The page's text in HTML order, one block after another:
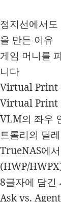
정지선에서
을 만든 이유
게임 머니를
니다
Virtual Print
Virtual Print
VLM의 좌우
트롤리의 딜
TrueNAS에
(HWP/
8글자에 담
Ask vs.